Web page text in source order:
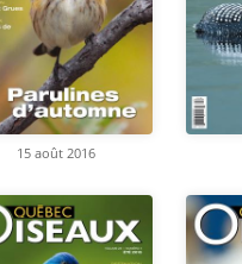
15 août 2016